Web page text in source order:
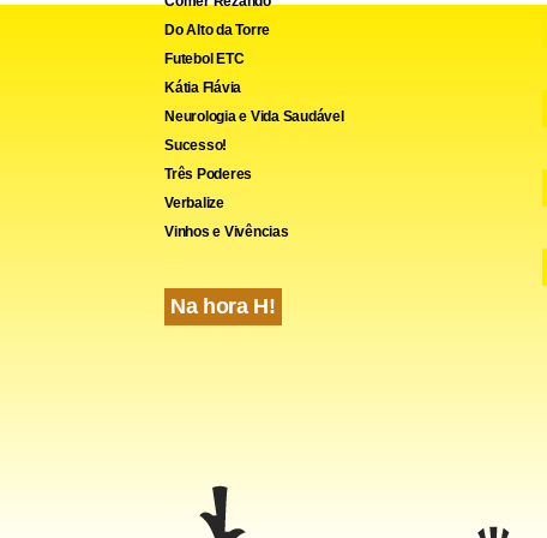
Do Alto da Torre
Futebol ETC
Kátia Flávia
Neurologia e Vida Saudável
Sucesso!
Três Poderes
Verbalize
Vinhos e Vivências
Na hora H!